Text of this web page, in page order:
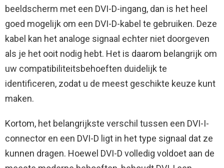
beeldscherm met een DVI-D-ingang, dan is het heel
goed mogelijk om een ​​DVI-D-kabel te gebruiken. Deze
kabel kan het analoge signaal echter niet doorgeven
als je het ooit nodig hebt. Het is daarom belangrijk om
uw compatibiliteitsbehoeften duidelijk te
identificeren, zodat u de meest geschikte keuze kunt
maken.
Kortom, het belangrijkste verschil tussen een DVI-I-
connector en een DVI-D ligt in het type signaal dat ze
kunnen dragen. Hoewel DVI-D volledig voldoet aan de